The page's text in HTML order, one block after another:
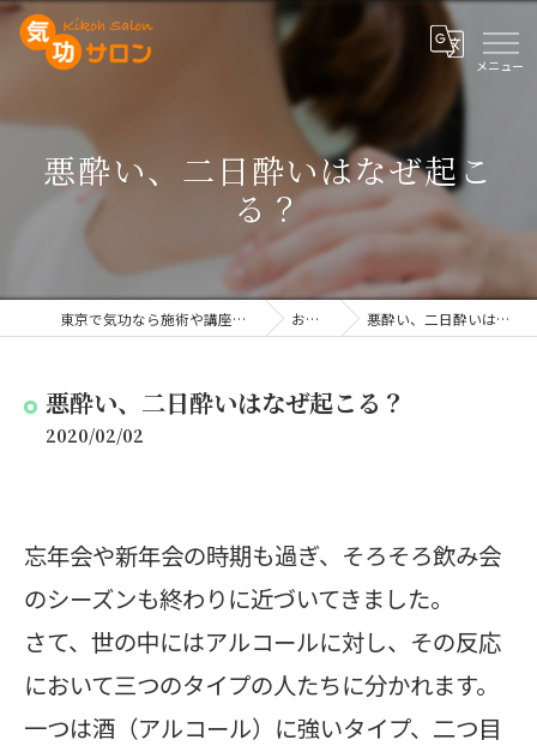
悪酔い、二日酔いはなぜ起こ
る？
東京で気功なら施術や講座を行う気功サロン お知らせ 悪酔い、二日酔いはなぜ起こる？
悪酔い、二日酔いはなぜ起こる？
2020/02/02
忘年会や新年会の時期も過ぎ、そろそろ飲み会
のシーズンも終わりに近づいてきました。
さて、世の中にはアルコールに対し、その反応
において三つのタイプの人たちに分かれます。
一つは酒（アルコール）に強いタイプ、二つ目